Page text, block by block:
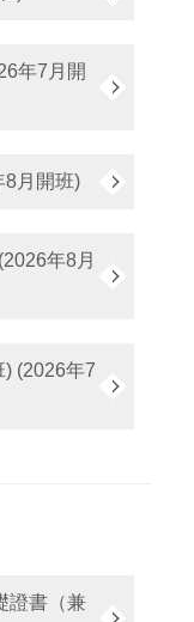
年7月開
8月開班)
年8月
) (2026年7
證書（兼